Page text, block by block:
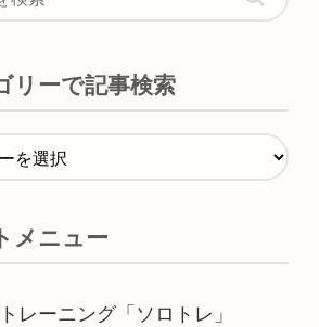
リーで記事検索
メニュー
レーニング「ソロトレ」